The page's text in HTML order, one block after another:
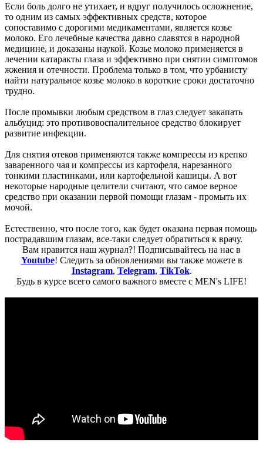
Если боль долго не утихает, и вдруг получилось осложнение,
то одним из самых эффективных средств, которое
сопоставимо с дорогими медикаментами, является козье
молоко. Его лечебные качества давно славятся в народной
медицине, и доказаны наукой. Козье молоко применяется в
лечении катаракты глаза и эффективно при снятии симптомов
жжения и отечности. Проблема только в том, что урбанисту
найти натуральное козье молоко в короткие сроки достаточно
трудно.
После промывки любым средством в глаз следует закапать
альбуцид: это противовоспалительное средство блокирует
развитие инфекции.
Для снятия отеков применяются также компрессы из крепко
заваренного чая и компрессы из картофеля, нарезанного
тонкими пластинками, или картофельной кашицы. А вот
некоторые народные целители считают, что самое верное
средство при оказании первой помощи глазам - промыть их
мочой.
Естественно, что после того, как будет оказана первая помощь
пострадавшим глазам, все-таки следует обратиться к врачу.
Вам нравится наш журнал?! Подписывайтесь на нас в
Youtube! Следить за обновлениями вы также можете в
Instagram, Telegram, TikTok.
Будь в курсе всего самого важного вместе с MEN's LIFE!